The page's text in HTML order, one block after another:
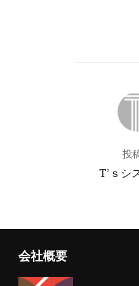
投
投
T’ｓシ
会社概要